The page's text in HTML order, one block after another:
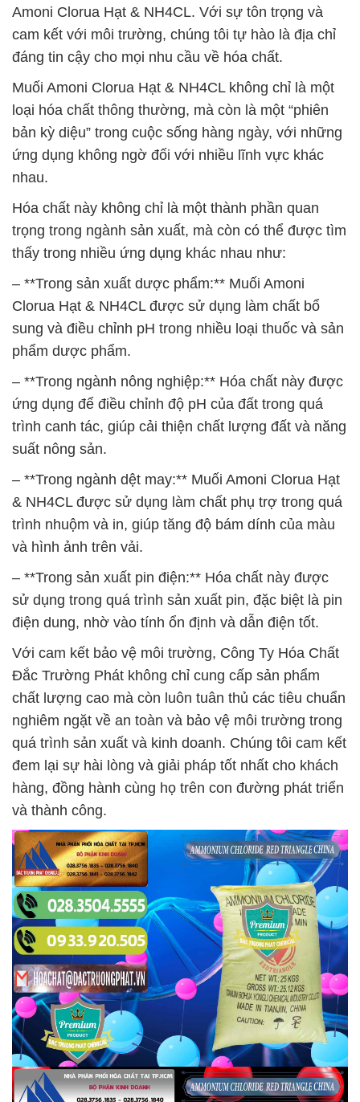
Amoni Clorua Hạt & NH4CL. Với sự tôn trọng và
cam kết với môi trường, chúng tôi tự hào là địa chỉ
đáng tin cậy cho mọi nhu cầu về hóa chất.
Muối Amoni Clorua Hạt & NH4CL không chỉ là một
loại hóa chất thông thường, mà còn là một “phiên
bản kỳ diệu” trong cuộc sống hàng ngày, với những
ứng dụng không ngờ đối với nhiều lĩnh vực khác
nhau.
Hóa chất này không chỉ là một thành phần quan
trọng trong ngành sản xuất, mà còn có thể được tìm
thấy trong nhiều ứng dụng khác nhau như:
– **Trong sản xuất dược phẩm:** Muối Amoni
Clorua Hạt & NH4CL được sử dụng làm chất bổ
sung và điều chỉnh pH trong nhiều loại thuốc và sản
phẩm dược phẩm.
– **Trong ngành nông nghiệp:** Hóa chất này được
ứng dụng để điều chỉnh độ pH của đất trong quá
trình canh tác, giúp cải thiện chất lượng đất và năng
suất nông sản.
– **Trong ngành dệt may:** Muối Amoni Clorua Hạt
& NH4CL được sử dụng làm chất phụ trợ trong quá
trình nhuộm và in, giúp tăng độ bám dính của màu
và hình ảnh trên vải.
– **Trong sản xuất pin điện:** Hóa chất này được
sử dụng trong quá trình sản xuất pin, đặc biệt là pin
điện dung, nhờ vào tính ổn định và dẫn điện tốt.
Với cam kết bảo vệ môi trường, Công Ty Hóa Chất
Đắc Trường Phát không chỉ cung cấp sản phẩm
chất lượng cao mà còn luôn tuân thủ các tiêu chuẩn
nghiêm ngặt về an toàn và bảo vệ môi trường trong
quá trình sản xuất và kinh doanh. Chúng tôi cam kết
đem lại sự hài lòng và giải pháp tốt nhất cho khách
hàng, đồng hành cùng họ trên con đường phát triển
và thành công.